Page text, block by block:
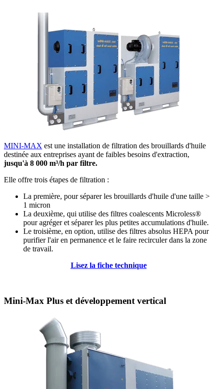
MINI-MAX est une installation de filtration des brouillards d'huile
destinée aux entreprises ayant de faibles besoins d'extraction,
jusqu'à 8 000 m³/h par filtre.
Elle offre trois étapes de filtration :
La première, pour séparer les brouillards d'huile d'une taille >
1 micron
La deuxième, qui utilise des filtres coalescents Microless®
pour agréger et séparer les plus petites accumulations d'huile.
Le troisième, en option, utilise des filtres absolus HEPA pour
purifier l'air en permanence et le faire recirculer dans la zone
de travail.
Lisez la fiche technique
Mini-Max Plus et développement vertical